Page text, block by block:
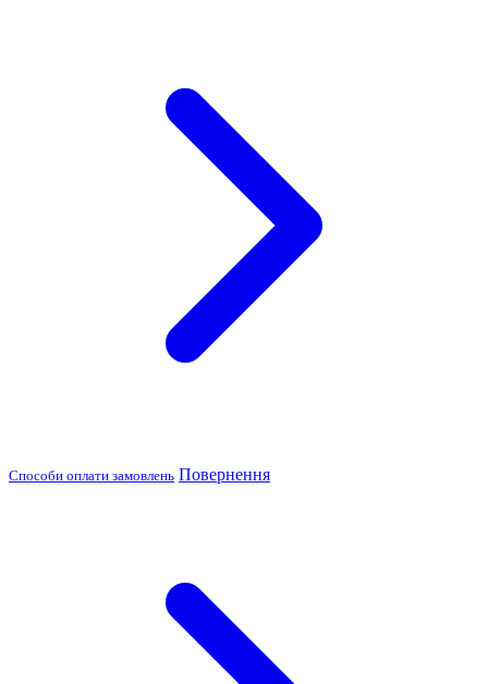
Способи оплати замовлень Повернення